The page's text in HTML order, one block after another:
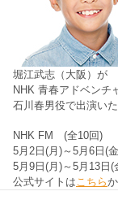
堀江武志（大阪）が
NHK 青春アドベンチ
石川春男役で出演いた
NHK FM (全10回)
5月2日(月)～5月6日(
5月9日(月)～5月13日
公式サイトはこちら